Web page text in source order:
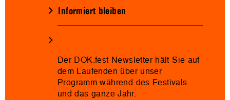
Informiert bleiben
Der DOK.fest Newsletter hält Sie auf
dem Laufenden über unser
Programm während des Festivals
und das ganze Jahr.